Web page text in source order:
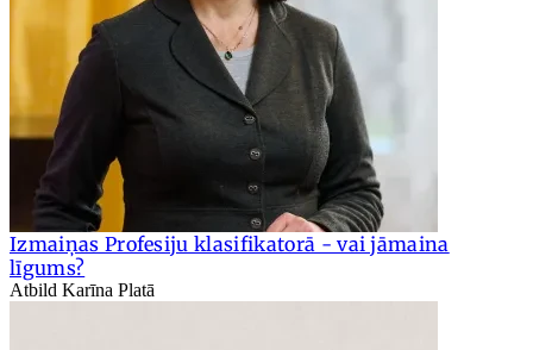
Izmaiņas Profesiju klasifikatorā - vai jāmaina
līgums?
Atbild Karīna Platā